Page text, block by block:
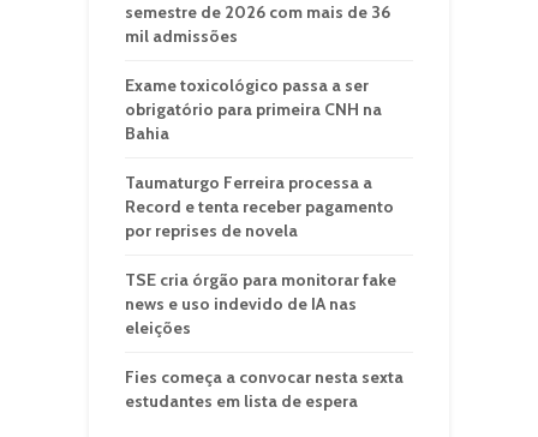
semestre de 2026 com mais de 36
mil admissões
Exame toxicológico passa a ser
obrigatório para primeira CNH na
Bahia
Taumaturgo Ferreira processa a
Record e tenta receber pagamento
por reprises de novela
TSE cria órgão para monitorar fake
news e uso indevido de IA nas
eleições
Fies começa a convocar nesta sexta
estudantes em lista de espera